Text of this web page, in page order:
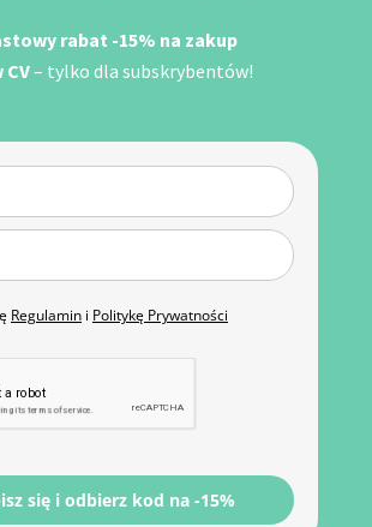
rabat -15% na zakup
– tylko dla subskrybentów!
Regulamini Politykę Prywatności
się i odbierz kod na -15%